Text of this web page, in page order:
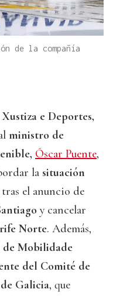
de la compañía
e Deportes,
ministro de
Óscar Puente,
la situación
tras el anuncio de
y cancelar
Norte. Además,
Mobilidade
del Comité de
Galicia, que